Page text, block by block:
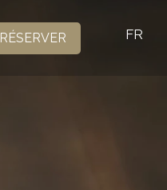
RÉSERVER FR